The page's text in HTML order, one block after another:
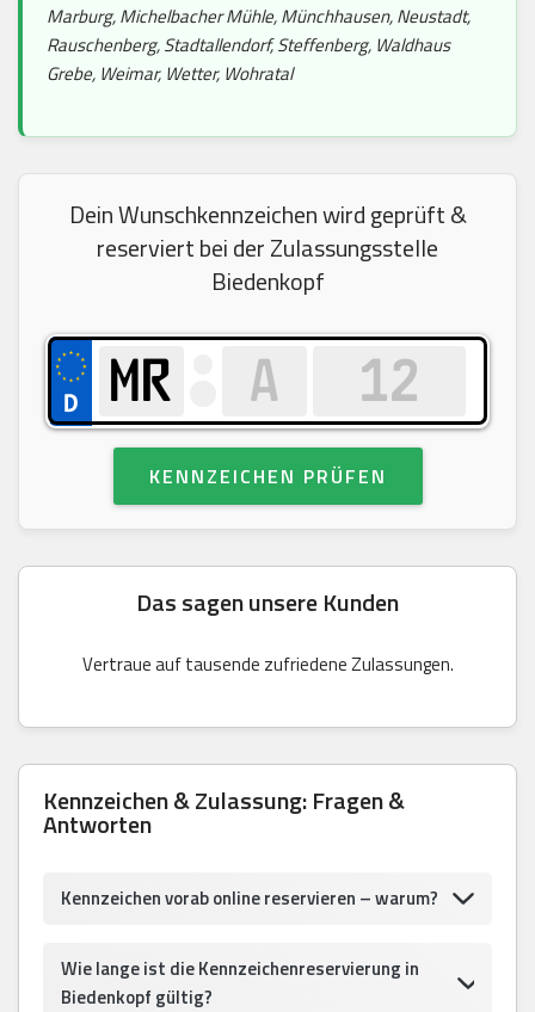
Marburg, Michelbacher Mühle, Münchhausen, Neustadt,
Rauschenberg, Stadtallendorf, Steffenberg, Waldhaus
Grebe, Weimar, Wetter, Wohratal
Dein Wunschkennzeichen wird geprüft &
reserviert bei der Zulassungsstelle
Biedenkopf
KENNZEICHEN PRÜFEN
Das sagen unsere Kunden
Vertraue auf tausende zufriedene Zulassungen.
Kennzeichen & Zulassung: Fragen &
Antworten
Kennzeichen vorab online reservieren – warum?
Wie lange ist die Kennzeichenreservierung in
Biedenkopf gültig?